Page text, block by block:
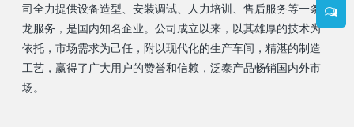
司全力提供设备造型、安装调试、人力培训、售后服务等一条
龙服务，是国内知名企业。公司成立以来，以其雄厚的技术为
依托，市场需求为己任，附以现代化的生产车间，精湛的制造
工艺，赢得了广大用户的赞誉和信赖，泛泰产品畅销国内外市
场。